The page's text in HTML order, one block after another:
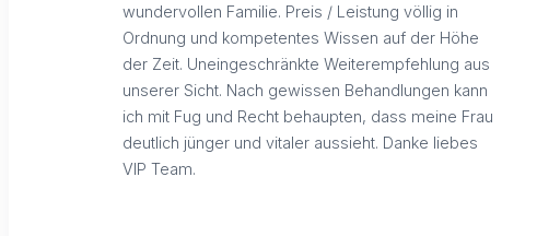
wundervollen Familie. Preis / Leistung völlig in
Ordnung und kompetentes Wissen auf der Höhe
der Zeit. Uneingeschränkte Weiterempfehlung aus
unserer Sicht. Nach gewissen Behandlungen kann
ich mit Fug und Recht behaupten, dass meine Frau
deutlich jünger und vitaler aussieht. Danke liebes
VIP Team.